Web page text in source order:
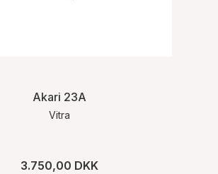
Akari 23A
Vitra
3.750,00 DKK